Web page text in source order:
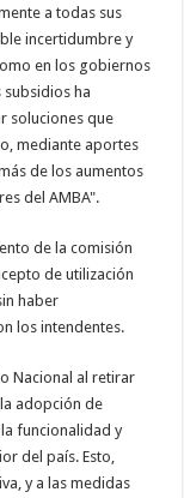
a todas sus
incertidumbre y
en los gobiernos
subsidios ha
soluciones que
mediante aportes
de los aumentos
del AMBA".
de la comisión
de utilización
haber
los intendentes.
Nacional al retirar
adopción de
funcionalidad y
del país. Esto,
y a las medidas